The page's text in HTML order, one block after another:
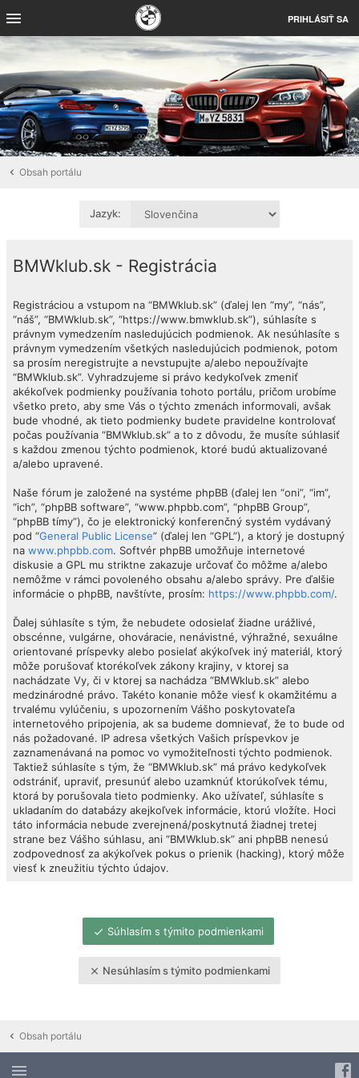
PRIHLÁSIŤ SA
Obsah portálu
Jazyk:
BMWklub.sk - Registrácia
Registráciou a vstupom na “BMWklub.sk” (ďalej len “my”, “nás”,
“náš”, “BMWklub.sk”, “https://www.bmwklub.sk”), súhlasíte s
právnym vymedzením nasledujúcich podmienok. Ak nesúhlasíte s
právnym vymedzením všetkých nasledujúcich podmienok, potom
sa prosím neregistrujte a nevstupujte a/alebo nepoužívajte
“BMWklub.sk”. Vyhradzujeme si právo kedykoľvek zmeniť
akékoľvek podmienky používania tohoto portálu, pričom urobíme
všetko preto, aby sme Vás o týchto zmenách informovali, avšak
bude vhodné, ak tieto podmienky budete pravidelne kontrolovať
počas používania “BMWklub.sk” a to z dôvodu, že musíte súhlasiť
s každou zmenou týchto podmienok, ktoré budú aktualizované
a/alebo upravené.
Naše fórum je založené na systéme phpBB (ďalej len “oni”, “im”,
“ich”, “phpBB software”, “www.phpbb.com”, “phpBB Group”,
“phpBB tímy”), čo je elektronický konferenčný systém vydávaný
pod “General Public License” (ďalej len “GPL”), a ktorý je dostupný
na www.phpbb.com. Softvér phpBB umožňuje internetové
diskusie a GPL mu striktne zakazuje určovať čo môžme a/alebo
nemôžme v rámci povoleného obsahu a/alebo správy. Pre ďalšie
informácie o phpBB, navštívte, prosím: https://www.phpbb.com/.
Ďalej súhlasíte s tým, že nebudete odosielať žiadne urážlivé,
obscénne, vulgárne, ohováracie, nenávistné, výhražné, sexuálne
orientované príspevky alebo posielať akýkoľvek iný materiál, ktorý
môže porušovať ktorékoľvek zákony krajiny, v ktorej sa
nachádzate Vy, či v ktorej sa nachádza “BMWklub.sk” alebo
medzinárodné právo. Takéto konanie môže viesť k okamžitému a
trvalému vylúčeniu, s upozornením Vášho poskytovateľa
internetového pripojenia, ak sa budeme domnievať, že to bude od
nás požadované. IP adresa všetkých Vašich príspevkov je
zaznamenávaná na pomoc vo vymožiteľnosti týchto podmienok.
Taktiež súhlasíte s tým, že “BMWklub.sk” má právo kedykoľvek
odstrániť, upraviť, presunúť alebo uzamknúť ktorúkoľvek tému,
ktorá by porušovala tieto podmienky. Ako užívateľ, súhlasíte s
ukladaním do databázy akejkoľvek informácie, ktorú vložíte. Hoci
táto informácia nebude zverejnená/poskytnutá žiadnej tretej
strane bez Vášho súhlasu, ani “BMWklub.sk” ani phpBB nenesú
zodpovednosť za akýkoľvek pokus o prienik (hacking), ktorý môže
viesť k zneužitiu týchto údajov.
Súhlasím s týmito podmienkami
Nesúhlasím s týmito podmienkami
Obsah portálu